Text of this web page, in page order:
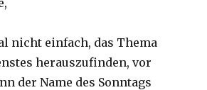
nicht einfach, das Thema
herauszufinden, vor
der Name des Sonntags